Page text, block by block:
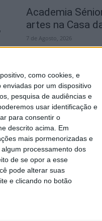
como cookies, e
por um dispositivo
pesquisa de audiências e
usar identificação e
para consentir o
descrito acima. Em
mais pormenorizadas e
processamento dos
de se opor a esse
pode alterar suas
e clicando no botão
Academia
artes na Casa
7 de Agosto, 2026
Dois detidos
estupefaciente
7 de Agosto, 2026
2ª Neon Walk